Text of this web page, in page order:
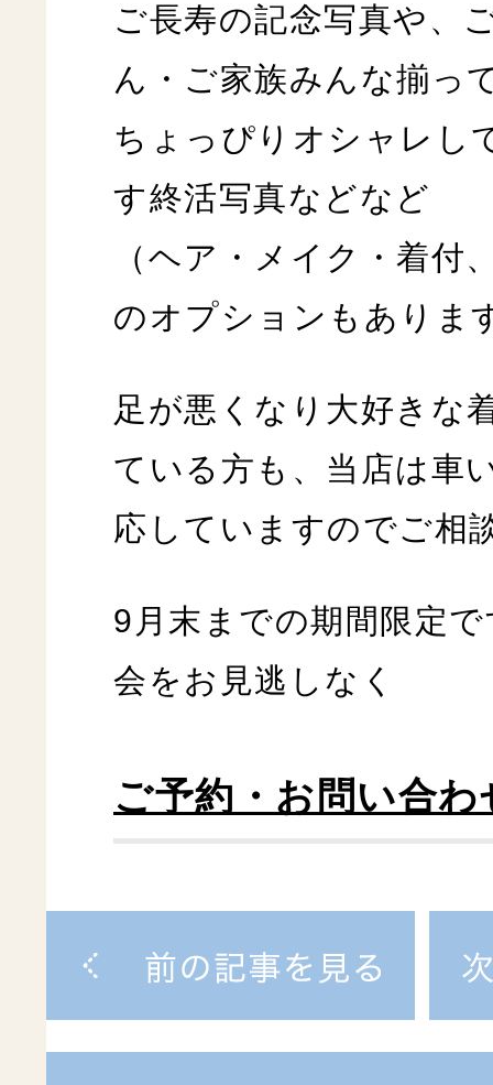
ご長寿の記念写真や、
ん・ご家族みんな揃っ
ちょっぴりオシャレし
す終活写真などなど
（ヘア・メイク・着付
のオプションもありま
足が悪くなり大好きな
ている方も、当店は車
応していますのでご相
9月末までの期間限定
会をお見逃しなく
ご予約・お問い合わ